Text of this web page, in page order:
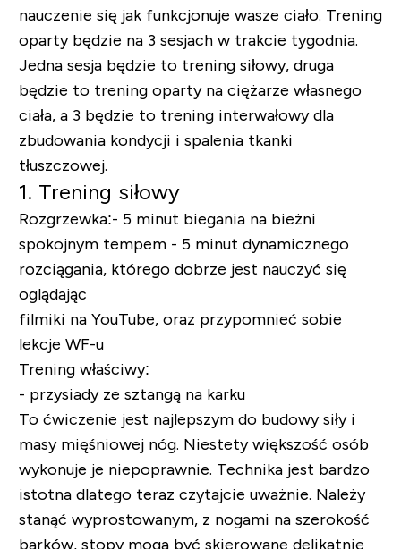
nauczenie się jak funkcjonuje wasze ciało. Trening
oparty będzie na 3 sesjach w trakcie tygodnia.
Jedna sesja będzie to trening siłowy, druga
będzie to trening oparty na ciężarze własnego
ciała, a 3 będzie to trening interwałowy dla
zbudowania kondycji i spalenia tkanki
tłuszczowej.
1. Trening siłowy
Rozgrzewka:- 5 minut biegania na bieżni
spokojnym tempem- 5 minut dynamicznego
rozciągania, którego dobrze jest nauczyć się
oglądając
filmiki na YouTube, oraz przypomnieć sobie
lekcje WF-u
Trening właściwy:
- przysiady ze sztangą na karku
To ćwiczenie jest najlepszym do budowy siły i
masy mięśniowej nóg. Niestety większość osób
wykonuje je niepoprawnie. Technika jest bardzo
istotna dlatego teraz czytajcie uważnie. Należy
stanąć wyprostowanym, z nogami na szerokość
barków, stopy mogą być skierowane delikatnie